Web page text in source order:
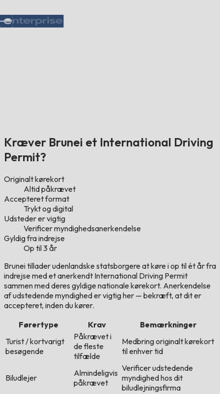
Kræver Brunei et International Driving
Permit?
Originalt kørekort
Altid påkrævet
Accepteret format
Trykt og digital
Udsteder er vigtig
Verificer myndighedsanerkendelse
Gyldig fra indrejse
Op til 3 år
Brunei tillader udenlandske statsborgere at køre i op til ét år fra
indrejse med et anerkendt International Driving Permit
sammen med deres gyldige nationale kørekort. Anerkendelse
af udstedende myndighed er vigtig her — bekræft, at dit er
accepteret, inden du kører.
Førertype
Krav
Bemærkninger
Turist / kortvarigt
besøgende
Påkrævet i
de fleste
tilfælde
Medbring originalt kørekort
til enhver tid
Biludlejer
Almindeligvis
påkrævet
Verificer udstedende
myndighed hos dit
biludlejningsfirma